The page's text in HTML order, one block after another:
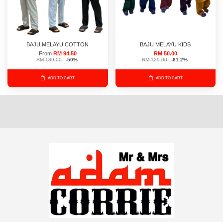
BAJU MELAYU COTTON
From RM 94.50
RM 189.00 -50%
ADD TO CART
BAJU MELAYU KIDS
RM 50.00
RM 129.00 -61.2%
ADD TO CART